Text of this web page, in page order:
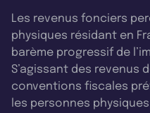
Les revenus fonciers
physiques résidant en
barème progressif de
S’agissant des revenus
conventions fiscales
les personnes